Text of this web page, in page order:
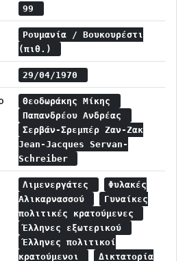
99
Ρουμανία / Βουκουρέστι
(πιθ.)
29/04/1970
Θεοδωράκης Μίκης
Παπανδρέου Ανδρέας
Σερβάν-Σρεμπέρ Ζαν-Ζακ
Jean-Jacques Servan-
Schreiber
Λιμενεργάτες
Φυλακές
Αλικαρνασσού
Γυναίκες
πολιτικές κρατούμενες
Έλληνες εξωτερικού
Έλληνες πολιτικοί
κρατούμενοι
Δικτατορία